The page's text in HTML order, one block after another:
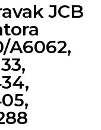
JCB
A6062,